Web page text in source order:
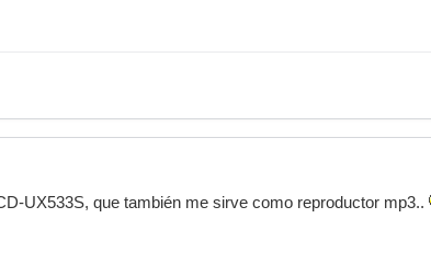
UX533S, que también me sirve como reproductor mp3..